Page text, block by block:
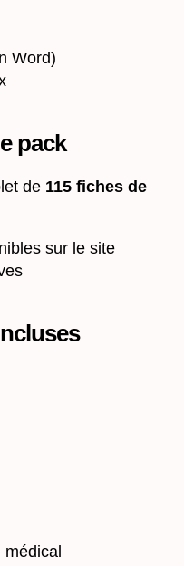
Word)
pack
de 115 fiches de
sur le site